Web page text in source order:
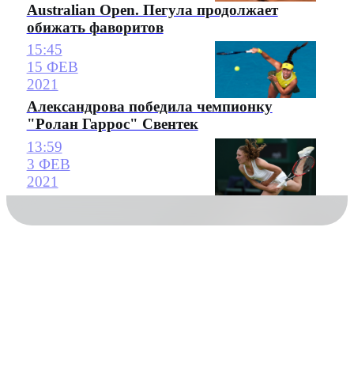
Australian Open. Пегула продолжает
обижать фаворитов
15:45
15 ФЕВ
2021
Александрова победила чемпионку
"Ролан Гаррос" Свентек
13:59
3 ФЕВ
2021